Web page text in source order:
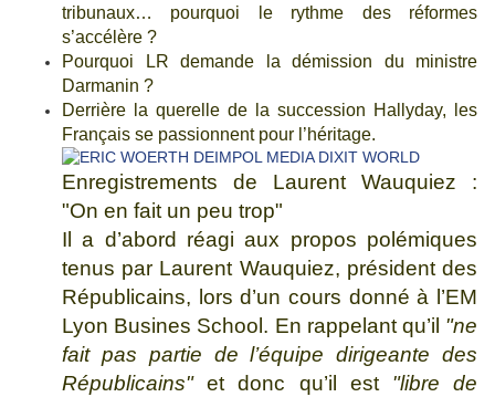
tribunaux… pourquoi le rythme des réformes
s’accélère ?
Pourquoi LR demande la démission du ministre
Darmanin ?
Derrière la querelle de la succession Hallyday, les
Français se passionnent pour l’héritage.
Enregistrements de Laurent Wauquiez :
"On en fait un peu trop"
Il a d’abord réagi aux propos polémiques
tenus par Laurent Wauquiez, président des
Républicains, lors d’un cours donné à l’EM
Lyon Busines School. En rappelant qu’il "ne
fait pas partie de l’équipe dirigeante des
Républicains"et donc qu’il est "libre de